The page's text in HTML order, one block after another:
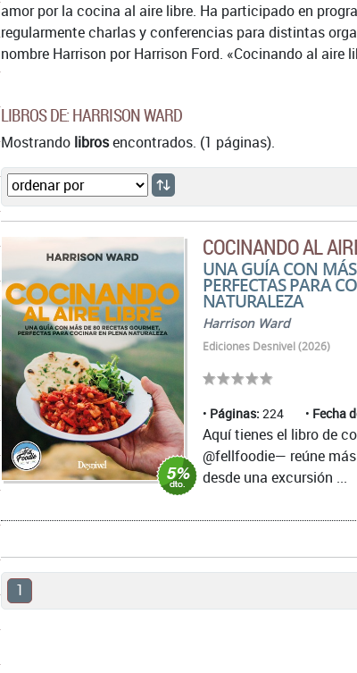
amor por la cocina al aire libre. Ha participado en
regularmente charlas y conferencias para distintas
nombre Harrison por Harrison Ford. «Cocinando al aire
LIBROS DE: HARRISON WARD
Mostrando librosencontrados. (1 páginas).
COCINANDO AL
UNA GUÍA CON
PERFECTAS PARA
NATURALEZA
Harrison Ward
Ediciones Desnivel (2026)
Páginas: 224 Fecha
Aquí tienes el libro de
@fellfoodie— reúne
desde una excursión ...
1